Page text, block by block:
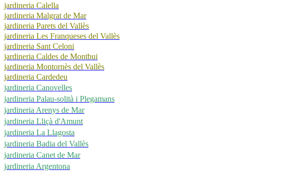
jardineria Calella
jardineria Malgrat de Mar
jardineria Parets del Vallès
jardineria Les Franqueses del Vallès
jardineria Sant Celoni
jardineria Caldes de Montbui
jardineria Montornès del Vallès
jardineria Cardedeu
jardineria Canovelles
jardineria Palau-solità i Plegamans
jardineria Arenys de Mar
jardineria Lliçà d'Amunt
jardineria La Llagosta
jardineria Badia del Vallès
jardineria Canet de Mar
jardineria Argentona